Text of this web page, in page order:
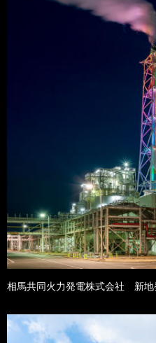
相馬共同火力発電株式会社 新地